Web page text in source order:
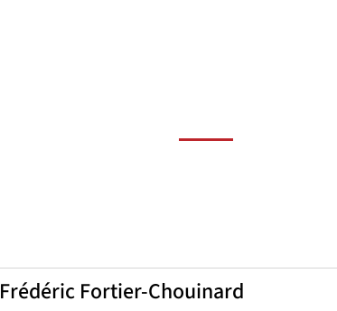
Frédéric Fortier-Chouinard